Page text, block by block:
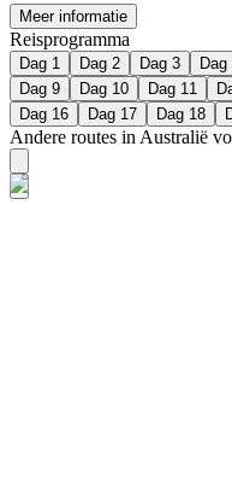
Meer informatie
Reisprogramma
Dag 1 Dag 2 Dag 3 Dag
Dag 9
Dag 10 Dag 11
Dag 16
Dag 17 Dag 18
Andere routes in Australië